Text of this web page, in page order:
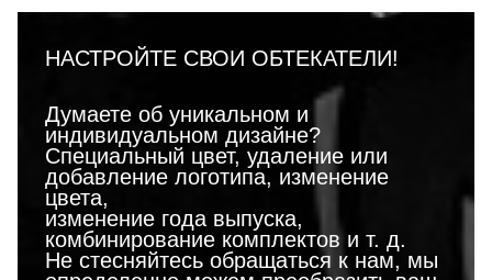
НАСТРОЙТЕ СВОИ ОБТЕКАТЕЛИ!
Думаете об уникальном и
индивидуальном дизайне?
Специальный цвет, удаление или
добавление логотипа, изменение
цвета,
изменение года выпуска,
комбинирование комплектов и т. д.
Не стесняйтесь обращаться к нам, мы